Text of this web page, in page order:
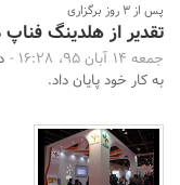
پس از 3 روز برگزاری
تقدیر از هلدینگ
جمعه 14 آبان 95، 16:28 -
به کار خود پایان داد.